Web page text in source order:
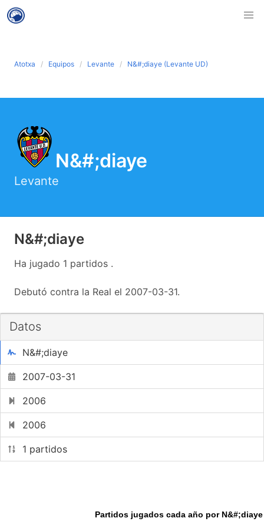
Atotxa Equipos Levante N&#;diaye (Levante UD)
N&#;diaye
Levante
N&#;diaye
Ha jugado 1 partidos .
Debutó contra la Real el 2007-03-31.
Datos
N&#;diaye
2007-03-31
2006
2006
1 partidos
Partidos jugados cada año por N&#;diaye